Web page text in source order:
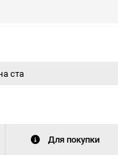
Для покупки